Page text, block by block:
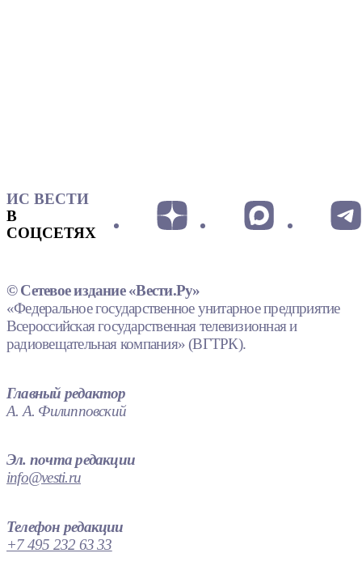
ИС ВЕСТИ
В
СОЦСЕТЯХ
© Сетевое издание «Вести.Ру»
«Федеральное государственное унитарное предприятие
Всероссийская государственная телевизионная и
радиовещательная компания» (ВГТРК).
Главный редактор
А. А. Филипповский
Эл. почта редакции
info@vesti.ru
Телефон редакции
+7 495 232 63 33